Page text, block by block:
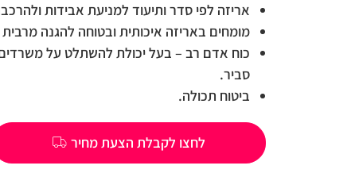
אריזה לפי סדר ותיעוד למניעת אבידות
מומחים באריזה איכותית ובטוחה להגנה
כוח אדם רב – בעל יכולת להשתלט על משרדים
סביר.
ביטוח תכולה.
לחצו לקבלת הצעת מחיר